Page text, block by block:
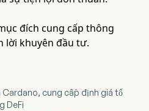
đích cung cấp thông
lời khuyên đầu tư.
Cardano, cung cấp định giá tổ
DeFi